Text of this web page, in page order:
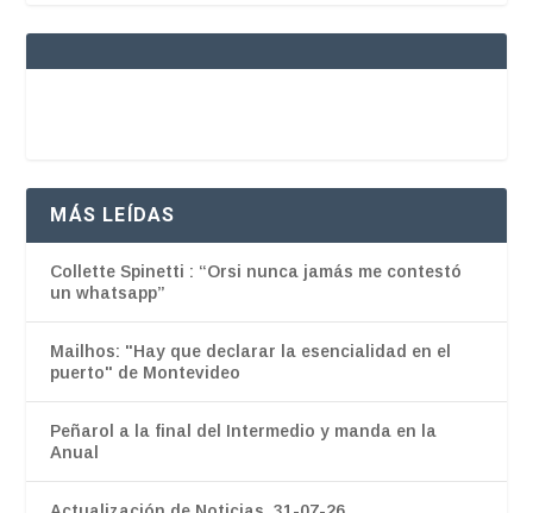
MÁS LEÍDAS
Collette Spinetti : “Orsi nunca jamás me contestó
un whatsapp”
Mailhos: "Hay que declarar la esencialidad en el
puerto" de Montevideo
Peñarol a la final del Intermedio y manda en la
Anual